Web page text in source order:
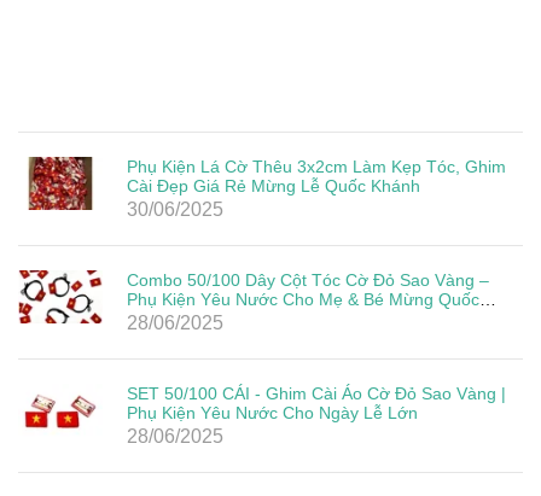
Phụ Kiện Lá Cờ Thêu 3x2cm Làm Kẹp Tóc, Ghim
Cài Đẹp Giá Rẻ Mừng Lễ Quốc Khánh
30/06/2025
Combo 50/100 Dây Cột Tóc Cờ Đỏ Sao Vàng –
Phụ Kiện Yêu Nước Cho Mẹ & Bé Mừng Quốc
Khánh 2/9
28/06/2025
SET 50/100 CÁI - Ghim Cài Áo Cờ Đỏ Sao Vàng |
Phụ Kiện Yêu Nước Cho Ngày Lễ Lớn
28/06/2025